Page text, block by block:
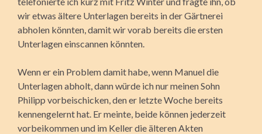
wir etwas ältere Unterlagen bereits in der Gärtnerei
abholen könnten, damit wir vorab bereits die ersten
Unterlagen einscannen könnten.
Wenn er ein Problem damit habe, wenn Manuel die
Unterlagen abholt, dann würde ich nur meinen Sohn
Philipp vorbeischicken, den er letzte Woche bereits
kennengelernt hat. Er meinte, beide können jederzeit
vorbeikommen und im Keller die älteren Akten